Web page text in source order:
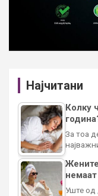
Најчитани
Колку
За тоа
Уште од